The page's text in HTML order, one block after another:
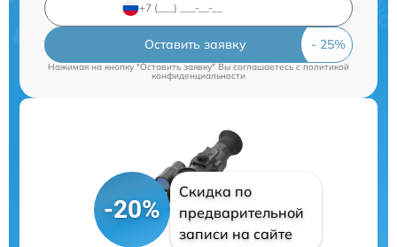
Оставить заявку
Нажимая на кнопку "Оставить заявку" Вы соглашаетесь cполитикой
конфиденциальности
-20%
Скидка по
предварительной
записи на сайте